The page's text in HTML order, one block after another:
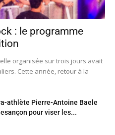
: le programme
organisée sur trois jours avait
Cette année, retour à la
athlète Pierre-Antoine Baele
pour viser les...